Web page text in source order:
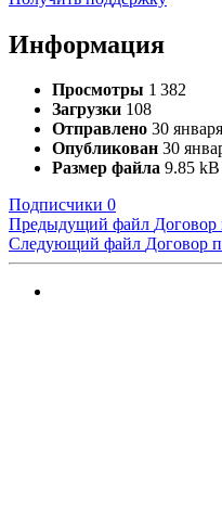
Информация
Просмотры 1 382
Загрузки 108
Отправлено 30
Опубликован 30
Размер файла 9.85 kB
Подписчики 0
Предыдущий файл Договор
Следующий файл Договор